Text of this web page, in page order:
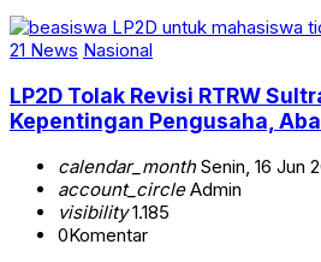
21 News Nasional
LP2D Tolak Revisi RTRW
Kepentingan Pengusaha,
calendar_monthSenin, 16 Jun
account_circleAdmin
visibility1.185
0Komentar